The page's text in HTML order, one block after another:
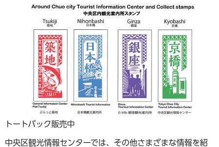
トートバック販売中
中央区観光情報センターでは、その他さまざまな情報を紹